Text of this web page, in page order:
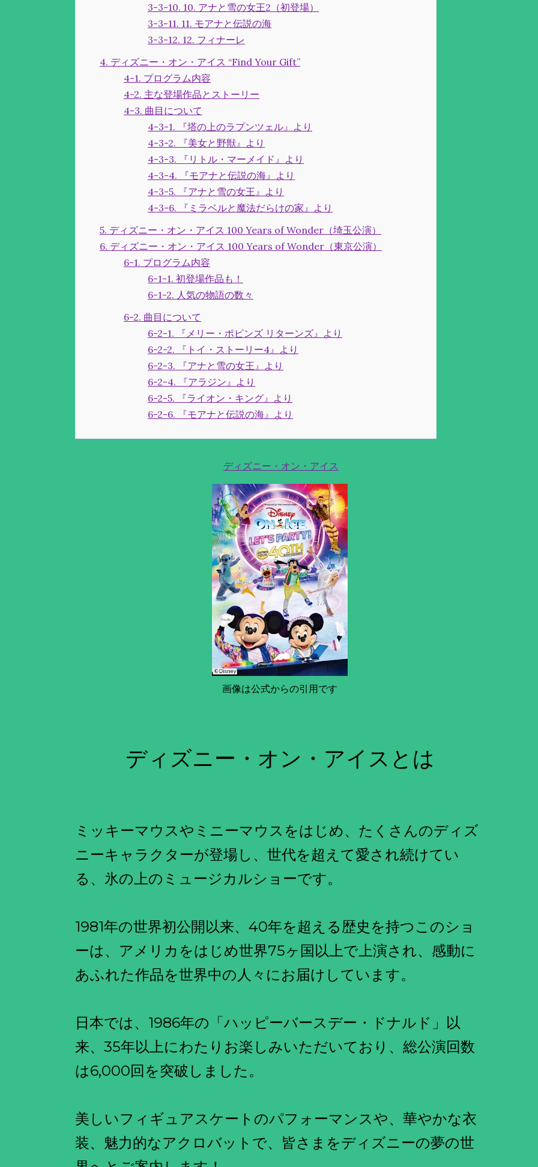
3-3-10. 10. アナと雪の女王2（初登場）
3-3-11. 11. モアナと伝説の海
3-3-12. 12. フィナーレ
4. ディズニー・オン・アイス “Find Your Gift”
4-1. プログラム内容
4-2. 主な登場作品とストーリー
4-3. 曲目について
4-3-1. 『塔の上のラプンツェル』より
4-3-2. 『美女と野獣』より
4-3-3. 『リトル・マーメイド』より
4-3-4. 『モアナと伝説の海』より
4-3-5. 『アナと雪の女王』より
4-3-6. 『ミラベルと魔法だらけの家』より
5. ディズニー・オン・アイス 100 Years of Wonder（埼玉公演）
6. ディズニー・オン・アイス 100 Years of Wonder（東京公演）
6-1. プログラム内容
6-1-1. 初登場作品も！
6-1-2. 人気の物語の数々
6-2. 曲目について
6-2-1. 『メリー・ポピンズ リターンズ』より
6-2-2. 『トイ・ストーリー4』より
6-2-3. 『アナと雪の女王』より
6-2-4. 『アラジン』より
6-2-5. 『ライオン・キング』より
6-2-6. 『モアナと伝説の海』より
ディズニー・オン・アイス
画像は公式からの引用です
ディズニー・オン・アイスとは
ミッキーマウスやミニーマウスをはじめ、たくさんのディズ
ニーキャラクターが登場し、世代を超えて愛され続けてい
る、氷の上のミュージカルショーです。
1981年の世界初公開以来、40年を超える歴史を持つこのショ
ーは、アメリカをはじめ世界75ヶ国以上で上演され、感動に
あふれた作品を世界中の人々にお届けしています。
日本では、1986年の「ハッピーバースデー・ドナルド」以
来、35年以上にわたりお楽しみいただいており、総公演回数
は6,000回を突破しました。
美しいフィギュアスケートのパフォーマンスや、華やかな衣
装、魅力的なアクロバットで、皆さまをディズニーの夢の世